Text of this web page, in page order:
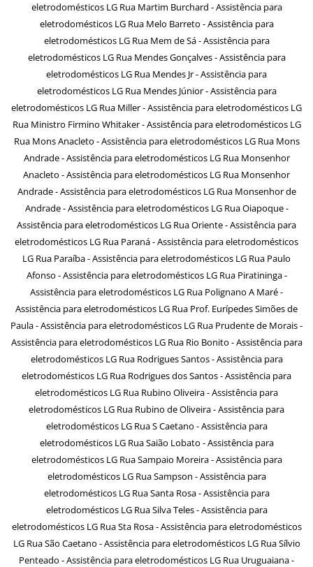
eletrodomésticos LG Rua Martim Burchard - Assistência para
eletrodomésticos LG Rua Melo Barreto - Assistência para
eletrodomésticos LG Rua Mem de Sá - Assistência para
eletrodomésticos LG Rua Mendes Gonçalves - Assistência para
eletrodomésticos LG Rua Mendes Jr - Assistência para
eletrodomésticos LG Rua Mendes Júnior - Assistência para
eletrodomésticos LG Rua Miller - Assistência para eletrodomésticos LG
Rua Ministro Firmino Whitaker - Assistência para eletrodomésticos LG
Rua Mons Anacleto - Assistência para eletrodomésticos LG Rua Mons
Andrade - Assistência para eletrodomésticos LG Rua Monsenhor
Anacleto - Assistência para eletrodomésticos LG Rua Monsenhor
Andrade - Assistência para eletrodomésticos LG Rua Monsenhor de
Andrade - Assistência para eletrodomésticos LG Rua Oiapoque -
Assistência para eletrodomésticos LG Rua Oriente - Assistência para
eletrodomésticos LG Rua Paraná - Assistência para eletrodomésticos
LG Rua Paraíba - Assistência para eletrodomésticos LG Rua Paulo
Afonso - Assistência para eletrodomésticos LG Rua Piratininga -
Assistência para eletrodomésticos LG Rua Polignano A Maré -
Assistência para eletrodomésticos LG Rua Prof. Eurípedes Simões de
Paula - Assistência para eletrodomésticos LG Rua Prudente de Morais -
Assistência para eletrodomésticos LG Rua Rio Bonito - Assistência para
eletrodomésticos LG Rua Rodrigues Santos - Assistência para
eletrodomésticos LG Rua Rodrigues dos Santos - Assistência para
eletrodomésticos LG Rua Rubino Oliveira - Assistência para
eletrodomésticos LG Rua Rubino de Oliveira - Assistência para
eletrodomésticos LG Rua S Caetano - Assistência para
eletrodomésticos LG Rua Saião Lobato - Assistência para
eletrodomésticos LG Rua Sampaio Moreira - Assistência para
eletrodomésticos LG Rua Sampson - Assistência para
eletrodomésticos LG Rua Santa Rosa - Assistência para
eletrodomésticos LG Rua Silva Teles - Assistência para
eletrodomésticos LG Rua Sta Rosa - Assistência para eletrodomésticos
LG Rua São Caetano - Assistência para eletrodomésticos LG Rua Sílvio
Penteado - Assistência para eletrodomésticos LG Rua Uruguaiana -